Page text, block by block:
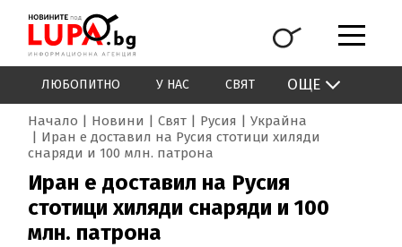
ЛЮБОПИТНО У НАС СВЯТ ОЩЕ
Начало Новини Свят Русия
Украйна
Иран е доставил на Русия стотици хиляди
снаряди и 100 млн. патрона
Иран е доставил на Русия
стотици хиляди снаряди и 100
млн. патрона